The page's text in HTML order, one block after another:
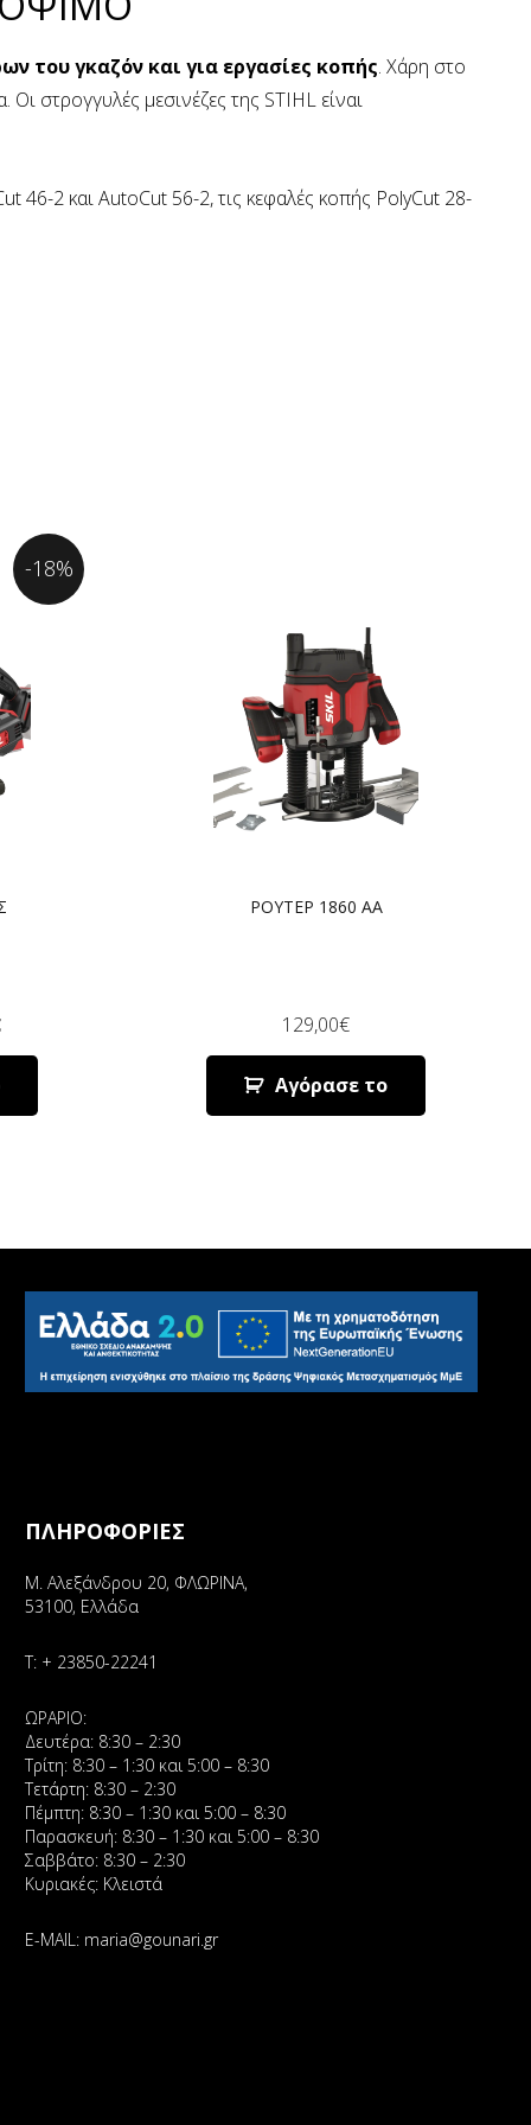
του γκαζόν και για εργασίες κοπής. Χάρη στο
στρογγυλές μεσινέζες της STIHL είναι
46-2 και AutoCut 56-2, τις κεφαλές κοπής PolyCut 28-
-18%
ΡΟΥΤΕΡ 1860 AA
129,00€
Αγόρασε το
ΠΛΗΡΟΦΟΡΙΕΣ
Μ. Αλεξάνδρου 20, ΦΛΩΡΙΝΑ,
53100, Ελλάδα
Τ: + 23850-22241
ΩΡΑΡΙΟ:
Δευτέρα: 8:30 – 2:30
Τρίτη: 8:30 – 1:30 και 5:00 – 8:30
Τετάρτη: 8:30 – 2:30
Πέμπτη: 8:30 – 1:30 και 5:00 – 8:30
Παρασκευή: 8:30 – 1:30 και 5:00 – 8:30
Σαββάτο: 8:30 – 2:30
Κυριακές: Κλειστά
E-MAIL: maria@gounari.gr